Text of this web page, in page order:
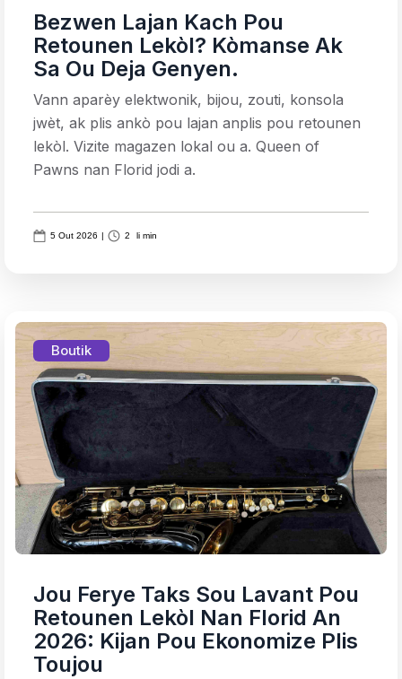
Bezwen Lajan Kach Pou
Retounen Lekòl? Kòmanse Ak
Sa Ou Deja Genyen.
Vann aparèy elektwonik, bijou, zouti, konsola
jwèt, ak plis ankò pou lajan anplis pou retounen
lekòl. Vizite magazen lokal ou a. Queen of
Pawns nan Florid jodi a.
5 Out 2026 | 2 li min
Boutik
Jou Ferye Taks Sou Lavant Pou
Retounen Lekòl Nan Florid An
2026: Kijan Pou Ekonomize Plis
Toujou